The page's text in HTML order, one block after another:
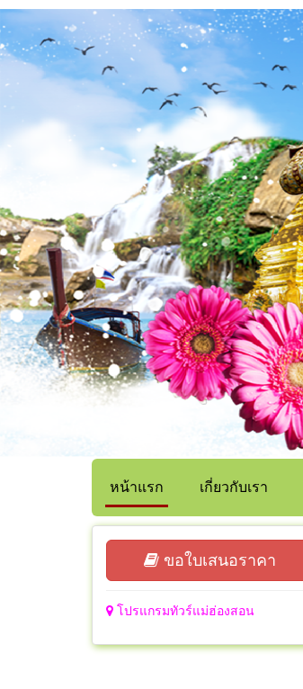
หน้าแรก เกี่ยวกับเรา
ขอใบเสนอราคา
โปรแกรมทัวร์แม่ฮ่องสอน